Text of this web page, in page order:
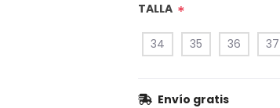
TALLA *
34 35 36 37
Envío gratis